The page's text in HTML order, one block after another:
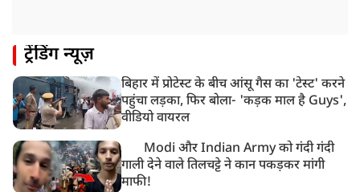
ट्रेंडिंग न्यूज़
बिहार में प्रोटेस्ट के बीच आंसू गैस का 'टेस्ट' करने
पहुंचा लड़का, फिर बोला- 'कड़क माल है Guys',
वीडियो वायरल
Modi और Indian Army को गंदी गंदी
गाली देने वाले तिलचट्टे ने कान पकड़कर मांगी
माफी!